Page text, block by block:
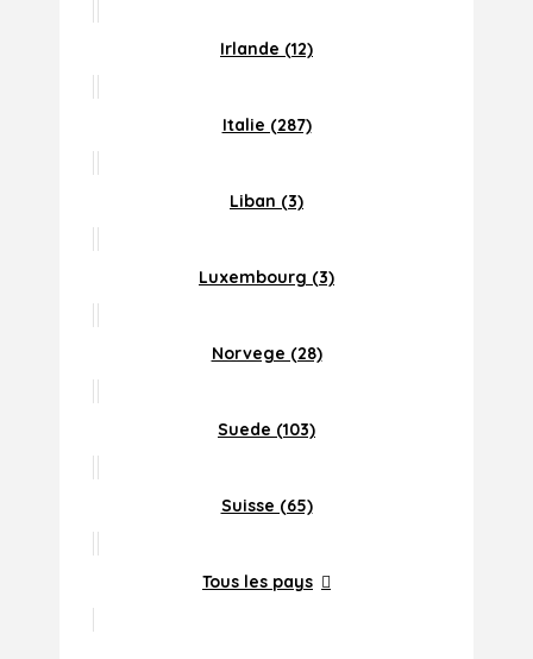
Irlande (12)
Italie (287)
Liban (3)
Luxembourg (3)
Norvege (28)
Suede (103)
Suisse (65)
Tous les pays